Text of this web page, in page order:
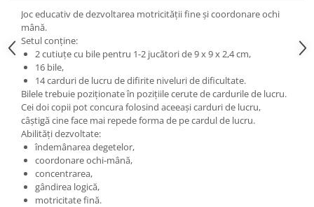
Motricitate grosiera
Recunoasterea formelor
Saltele
Trasee de motricitate
Wellness
Diverse jucarii educative
Apa si nisip
Dezvoltarea limbajului
Figurine
Mobilier gradinita
Montessori
Joc educativ de dezvoltarea motricității fine și coordonare ochi
mână.
Setul conține:
2 cutiuțe cu bile pentru 1-2 jucători de 9 x 9 x 2,4 cm,
16 bile,
14 carduri de lucru de difirite niveluri de dificultate.
Bilele trebuie poziționate în pozițiile cerute de cardurile de lucru.
Cei doi copii pot concura folosind aceeași carduri de lucru,
câștigă cine face mai repede forma de pe cardul de lucru.
Abilități dezvoltate:
îndemânarea degetelor,
coordonare ochi-mână,
concentrarea,
gândirea logică,
motricitate fină.